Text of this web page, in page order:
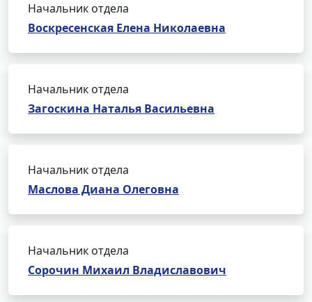
Начальник отдела
Воскресенская Елена Николаевна
Начальник отдела
Загоскина Наталья Васильевна
Начальник отдела
Маслова Диана Олеговна
Начальник отдела
Сорочин Михаил Владиславович